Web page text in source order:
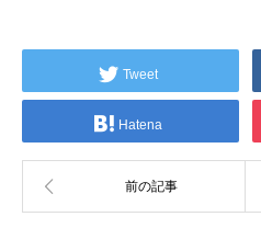
Tweet
Hatena